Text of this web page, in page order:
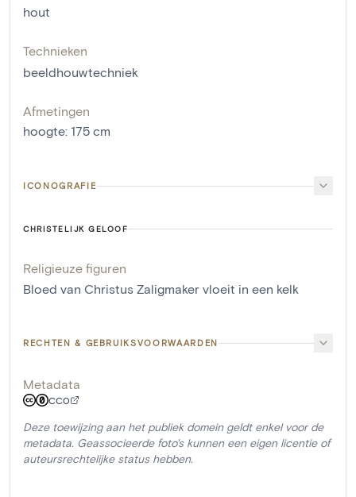
hout
Technieken
beeldhouwtechniek
Afmetingen
hoogte: 175 cm
ICONOGRAFIE
CHRISTELIJK GELOOF
Religieuze figuren
Bloed van Christus Zaligmaker vloeit in een kelk
RECHTEN & GEBRUIKSVOORWAARDEN
Metadata
CC0
Deze toewijzing aan het publiek domein geldt enkel voor de
metadata. Geassocieerde foto's kunnen een eigen licentie of
auteursrechtelijke status hebben.